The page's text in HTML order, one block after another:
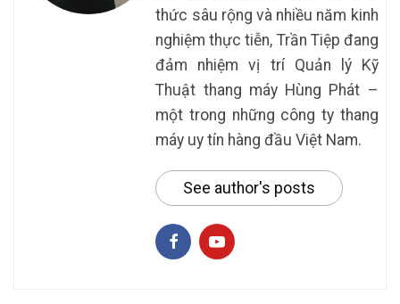
thức sâu rộng và nhiều năm kinh
nghiệm thực tiễn, Trần Tiệp đang
đảm nhiệm vị trí Quản lý Kỹ
Thuật thang máy Hùng Phát –
một trong những công ty thang
máy uy tín hàng đầu Việt Nam.
See author's posts